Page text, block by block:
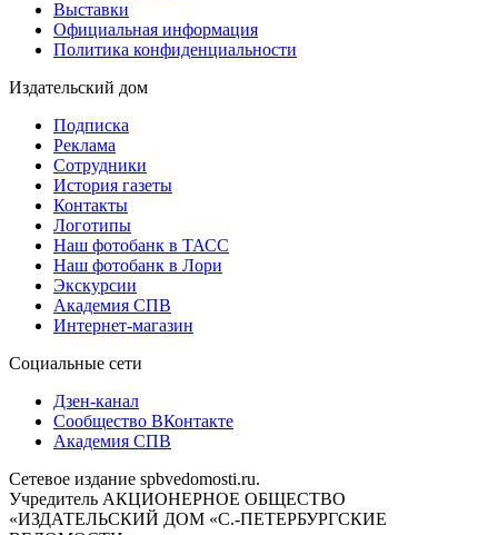
Выставки
Официальная информация
Политика конфиденциальности
Издательский дом
Подписка
Реклама
Сотрудники
История газеты
Контакты
Логотипы
Наш фотобанк в ТАСС
Наш фотобанк в Лори
Экскурсии
Академия СПВ
Интернет-магазин
Социальные сети
Дзен-канал
Сообщество ВКонтакте
Академия СПВ
Сетевое издание spbvedomosti.ru.
Учредитель АКЦИОНЕРНОЕ ОБЩЕСТВО
«ИЗДАТЕЛЬСКИЙ ДОМ «С.-ПЕТЕРБУРГСКИЕ